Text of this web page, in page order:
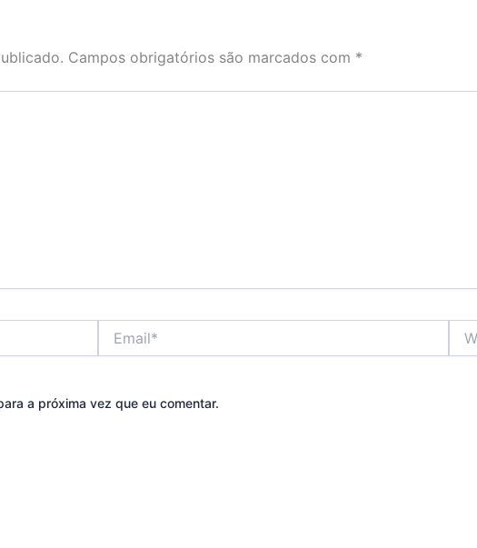
Campos obrigatórios são marcados com *
a próxima vez que eu comentar.